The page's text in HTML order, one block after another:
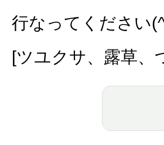
行なってください
[ツユクサ、露草、